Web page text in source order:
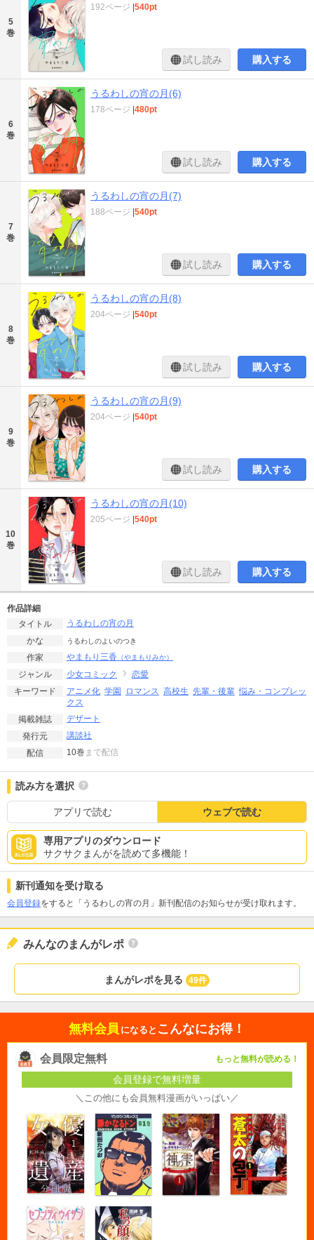
5
巻
192ページ 540pt
試し読み 購入する
6
巻
うるわしの宵の月(6)
178ページ 480pt
試し読み 購入する
7
巻
うるわしの宵の月(7)
188ページ 540pt
試し読み 購入する
8
巻
うるわしの宵の月(8)
204ページ 540pt
試し読み 購入する
9
巻
うるわしの宵の月(9)
204ページ 540pt
試し読み 購入する
10
巻
うるわしの宵の月(10)
205ページ 540pt
試し読み 購入する
作品詳細
タイトル
うるわしの宵の月
かな
うるわしのよいのつき
作家 やまもり三香 （やまもりみか）
ジャンル 少女コミック
恋愛
キーワード
アニメ化 学園 ロマンス 高校生 先輩・後輩 悩み・コンプレッ
クス
掲載雑誌
デザート
発行元
講談社
配信
10巻 まで配信
読み方を選択
アプリで読む ウェブで読む
専用アプリのダウンロード
サクサクまんがを読めて多機能！
新刊通知を受け取る
会員登録をすると「うるわしの宵の月」新刊配信のお知らせが受け取れます。
みんなのまんがレポ
まんがレポを見る 49件
無料会員 になると こんなにお得！
会員限定無料 もっと無料が読める！
会員登録で無料増量
＼この他にも会員無料漫画がいっぱい／